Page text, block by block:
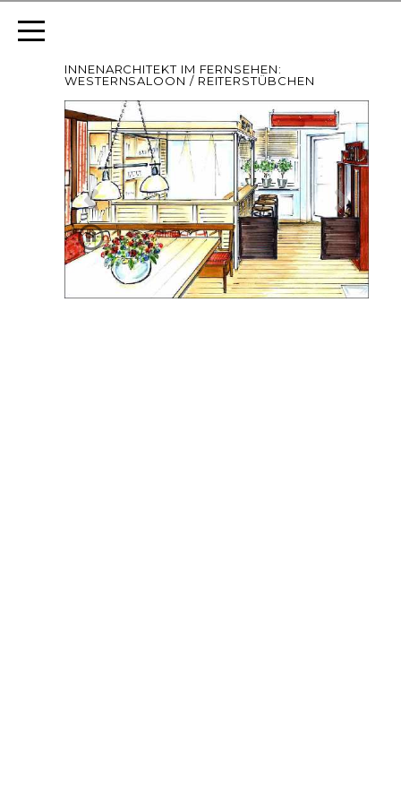
INNENARCHITEKT IM FERNSEHEN:
WESTERNSALOON / REITERSTÜBCHEN